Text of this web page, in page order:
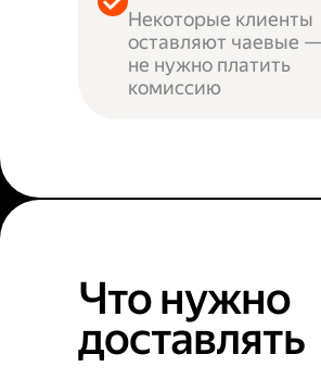
Некоторые клиенты
оставляют чаевые
не нужно платить
комиссию
Что нужно
доставлять